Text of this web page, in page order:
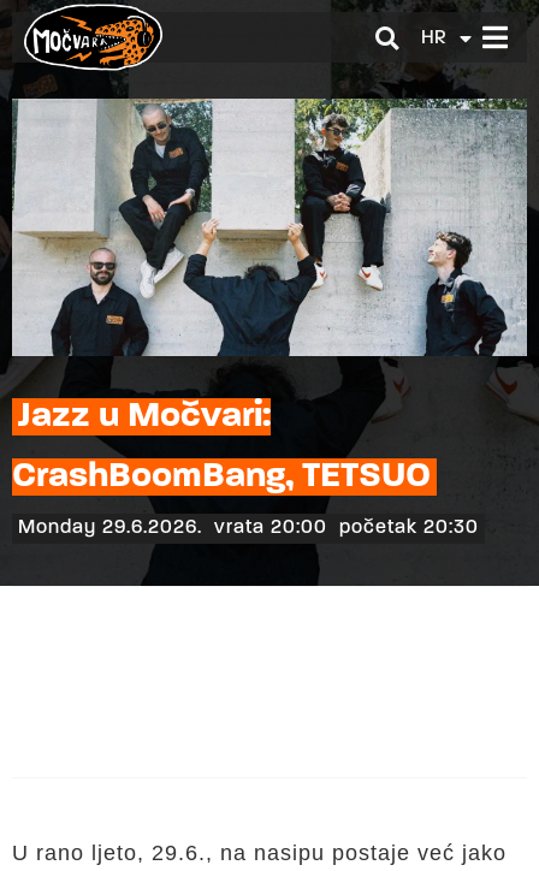
HR
EN
Jazz u Močvari:
CrashBoomBang, TETSUO
Monday 29.6.2026. vrata 20:00 početak 20:30
U rano ljeto, 29.6., na nasipu postaje već jako